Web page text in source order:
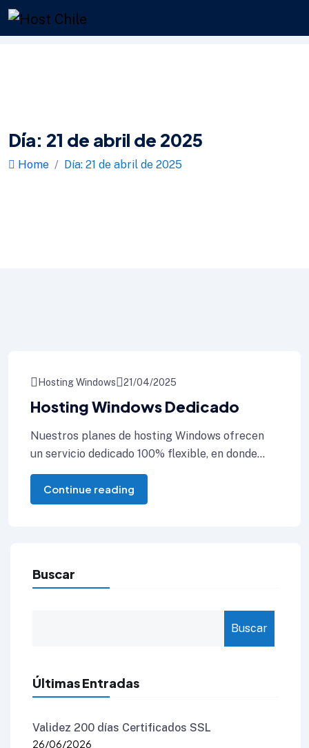
Día: 21 de abril de 2025
Home Día: 21 de abril de 2025
Hosting Windows 21/04/2025
Hosting Windows Dedicado
Nuestros planes de hosting Windows ofrecen
un servicio dedicado 100% flexible, en donde
puedes solicitar la instalación el software que
Continue reading
Buscar
Buscar
Últimas Entradas
Validez 200 días Certificados SSL
26/06/2026